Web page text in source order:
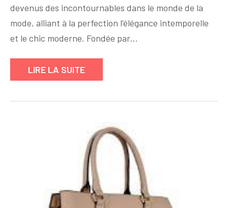
des
Sacs
Michael
devenus des incontournables dans le monde de la
mode, alliant à la perfection l’élégance intemporelle
et le chic moderne. Fondée par…
LIRE LA SUITE